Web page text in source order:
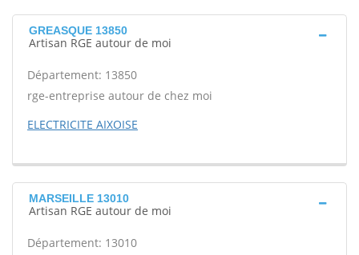
GREASQUE 13850
Artisan RGE autour de moi
Département: 13850
rge-entreprise autour de chez moi
ELECTRICITE AIXOISE
MARSEILLE 13010
Artisan RGE autour de moi
Département: 13010